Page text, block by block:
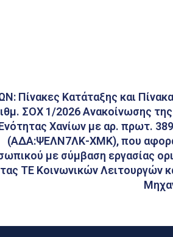
Πίνακες Κατάταξης και
ΣΟΧ 1/2026 Ανακοίνωσης
Χανίων με αρ. πρωτ.
(ΑΔΑ:ΨΕΛΝ7ΛΚ-ΧΜΚ), που
με σύμβαση εργασίας
ΤΕ Κοινωνικών Λειτουργών